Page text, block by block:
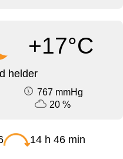
+17°C
helder
767 mmHg
20 %
14 h 46 min